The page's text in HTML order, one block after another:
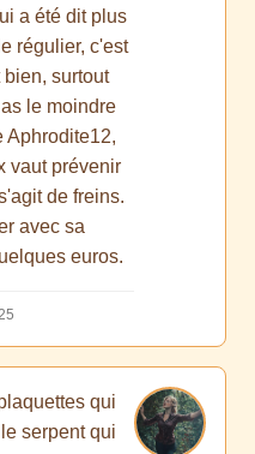
a été dit plus
régulier, c'est
bien, surtout
le moindre
Aphrodite12,
vaut prévenir
de freins.
avec sa
euros.
qui
serpent qui